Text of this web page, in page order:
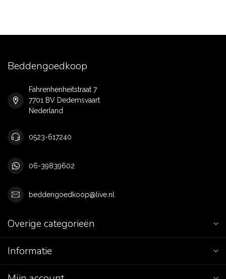
Beddengoedkoop
Fahrenhenheitstraat 7
7701 BV Dedemsvaart
Nederland
0523-617240
06-39839602
beddengoedkoop@live.nl
Overige categorieën
Informatie